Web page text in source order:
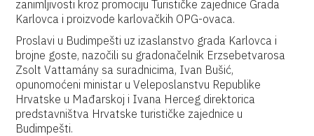
zanimljivosti kroz promociju Turističke zajednice Grada
Karlovca i proizvode karlovačkih OPG-ovaca.
Proslavi u Budimpešti uz izaslanstvo grada Karlovca i
brojne goste, nazočili su gradonačelnik Erzsebetvarosa
Zsolt Vattamány sa suradnicima, Ivan Bušić,
opunomoćeni ministar u Veleposlanstvu Republike
Hrvatske u Mađarskoj i Ivana Herceg direktorica
predstavništva Hrvatske turističke zajednice u
Budimpešti.